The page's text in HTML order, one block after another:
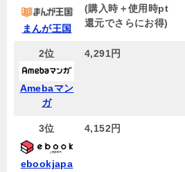
まんが王国
(購入時＋使用時pt
還元でさらにお得)
2位
Amebaマン
ガ
4,291円
3位
ebookjapa
4,152円